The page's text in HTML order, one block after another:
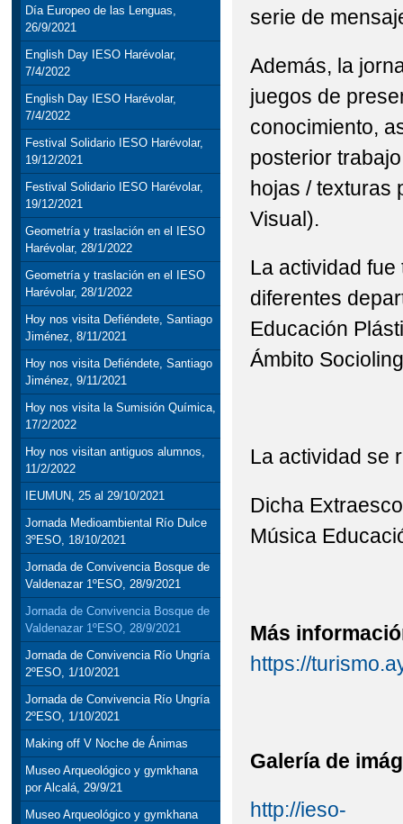
Día Europeo de las Lenguas,
26/9/2021
English Day IESO Harévolar,
7/4/2022
English Day IESO Harévolar,
7/4/2022
Festival Solidario IESO Harévolar,
19/12/2021
Festival Solidario IESO Harévolar,
19/12/2021
Geometría y traslación en el IESO
Harévolar, 28/1/2022
Geometría y traslación en el IESO
Harévolar, 28/1/2022
Hoy nos visita Defiéndete, Santiago
Jiménez, 8/11/2021
Hoy nos visita Defiéndete, Santiago
Jiménez, 9/11/2021
Hoy nos visita la Sumisión Química,
17/2/2022
Hoy nos visitan antiguos alumnos,
11/2/2022
IEUMUN, 25 al 29/10/2021
Jornada Medioambiental Río Dulce
3ºESO, 18/10/2021
Jornada de Convivencia Bosque de
Valdenazar 1ºESO, 28/9/2021
Jornada de Convivencia Bosque de
Valdenazar 1ºESO, 28/9/2021
Jornada de Convivencia Río Ungría
2ºESO, 1/10/2021
Jornada de Convivencia Río Ungría
2ºESO, 1/10/2021
Making off V Noche de Ánimas
Museo Arqueológico y gymkhana
por Alcalá, 29/9/21
Museo Arqueológico y gymkhana
serie de
Además, la
juegos de
conocimiento,
posterior
hojas / texturas
Visual).
La actividad
diferentes
Educación
Ámbito
La actividad se
Dicha
Música
Más
https://
Galería de
http://ieso-